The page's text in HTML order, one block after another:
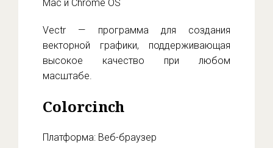
Mac и Chrome OS
Vectr — программа для создания
векторной графики, поддерживающая
высокое качество при любом
масштабе.
Colorcinch
Платформа: Веб-браузер